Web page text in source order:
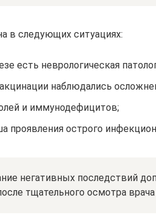
в следующих ситуациях:
есть неврологическая
наблюдались
и иммунодефицитов;
проявления острого
негативных последствий
тщательного осмотра